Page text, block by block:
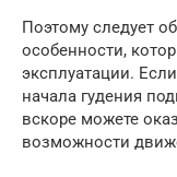
Поэтому следует
особенности,
эксплуатации.
начала гудения
вскоре можете
возможности